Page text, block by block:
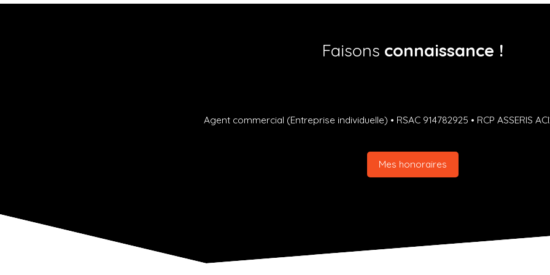
Faisons connaissance !
Agent commercial (Entreprise individuelle) • RSAC 914782925 • RCP ASSERIS
Mes honoraires